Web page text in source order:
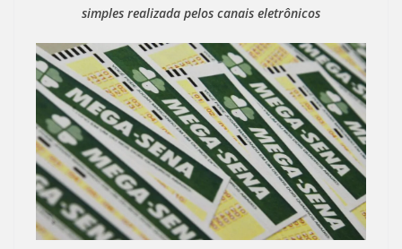
simples realizada pelos canais eletrônicos